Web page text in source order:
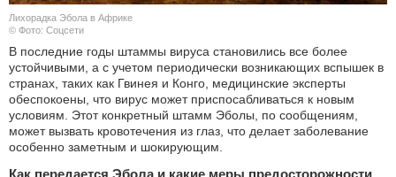
Лихорадка Эбола в Африке
© Фото: Соцсети
В последние годы штаммы вируса становились все более
устойчивыми, а с учетом периодически возникающих вспышек в
странах, таких как Гвинея и Конго, медицинские эксперты
обеспокоены, что вирус может приспосабливаться к новым
условиям. Этот конкретный штамм Эболы, по сообщениям,
может вызвать кровотечения из глаз, что делает заболевание
особенно заметным и шокирующим.
Как передается Эбола и какие меры предосторожности